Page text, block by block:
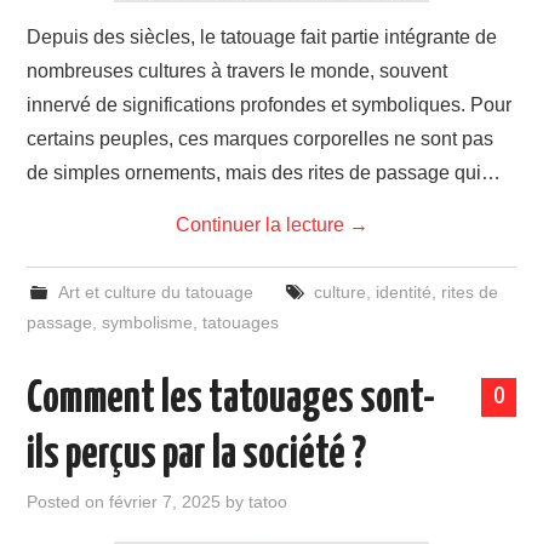
Depuis des siècles, le tatouage fait partie intégrante de
nombreuses cultures à travers le monde, souvent
innervé de significations profondes et symboliques. Pour
certains peuples, ces marques corporelles ne sont pas
de simples ornements, mais des rites de passage qui…
Continuer la lecture →
Art et culture du tatouage culture identité
rites de
passage ,symbolisme ,tatouages
0
Comment les tatouages sont-
ils perçus par la société ?
Posted onfévrier 7, 2025 bytatoo